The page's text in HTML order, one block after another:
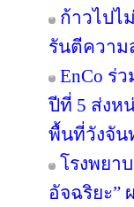
ก้าวไป
รันตีความ
EnCo ร่
ปีที่ 5 ส่งห
พื้นที่วังจัน
โรงพยา
อัจฉริยะ”